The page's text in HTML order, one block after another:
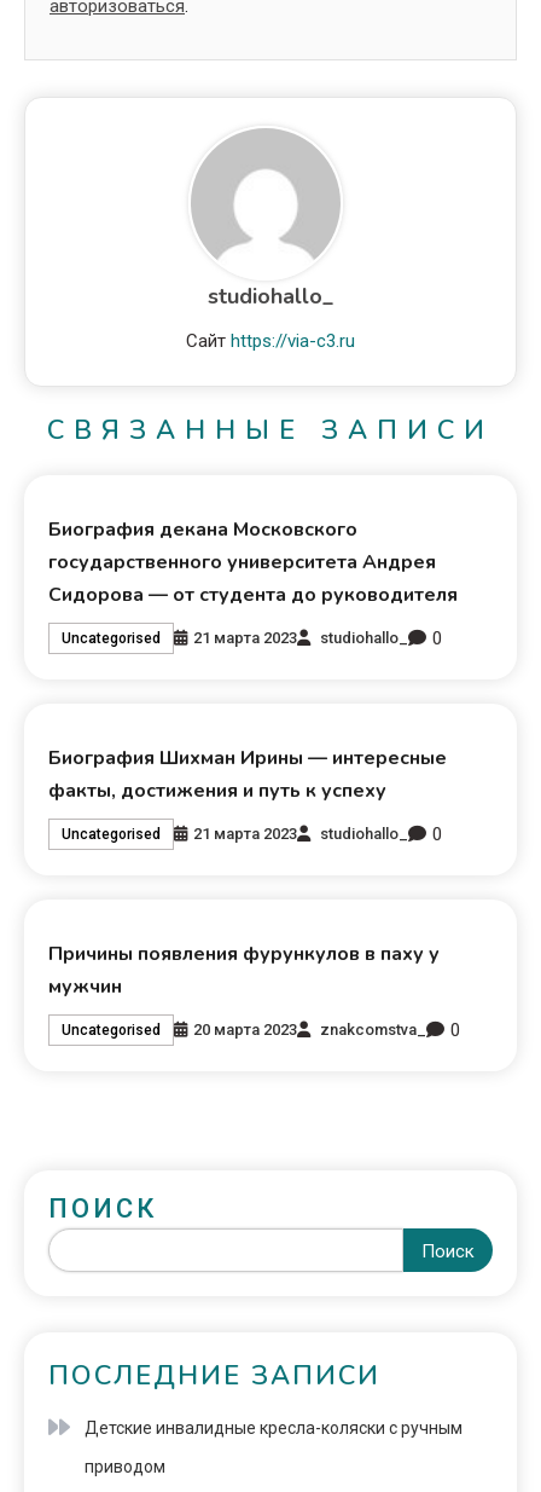
авторизоваться
studiohallo_
Сайт https://via-c3.ru
СВЯЗАННЫЕ ЗАПИСИ
Биография декана Московского
государственного университета Андрея
Сидорова — от студента до руководителя
Uncategorised 21 марта 2023 studiohallo_ 0
Биография Шихман Ирины — интересные
факты, достижения и путь к успеху
Uncategorised 21 марта 2023 studiohallo_ 0
Причины появления фурункулов в паху у
мужчин
Uncategorised 20 марта 2023 znakcomstva_ 0
ПОИСК
Поиск
ПОСЛЕДНИЕ ЗАПИСИ
Детские инвалидные кресла-коляски с ручным
приводом